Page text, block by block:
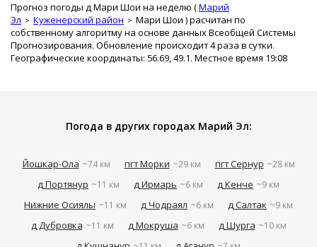
Прогноз погоды д Мари Шои на неделю (Марий
Эл
Куженерский район Мари Шои ) расчитан по
собственному алгоритму на основе данных Всеобщей Системы
Прогнозирования. Обновление происходит 4 раза в сутки.
Географические координаты: 56.69, 49.1. Местное время 19:08
Погода в других городах Марий Эл:
Йошкар-Ола ~74 км пгт Морки ~29 км пгт Сернур ~28 км
д Портянур ~11 км д Ирмарь ~6 км д Кенче ~9 км
Нижние Осиялы ~11 км д Чодраял ~6 км д Салтак ~9 км
д Дубровка ~11 км д Мокруша ~6 км д Шурга ~10 км